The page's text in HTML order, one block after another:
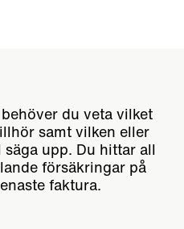
du veta vilket
samt vilken eller
upp. Du hittar all
försäkringar på
faktura.